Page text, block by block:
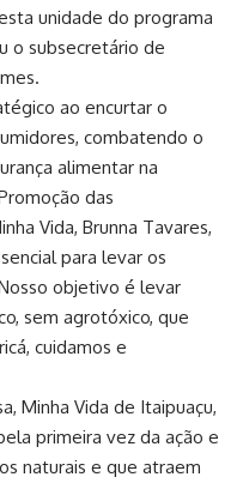
unidade do programa
o subsecretário de
ao encurtar o
combatendo o
alimentar na
das
Vida, Brunna Tavares,
para levar os
objetivo é levar
sem agrotóxico, que
cuidamos e
Minha Vida de Itaipuaçu,
primeira vez da ação e
naturais e que atraem